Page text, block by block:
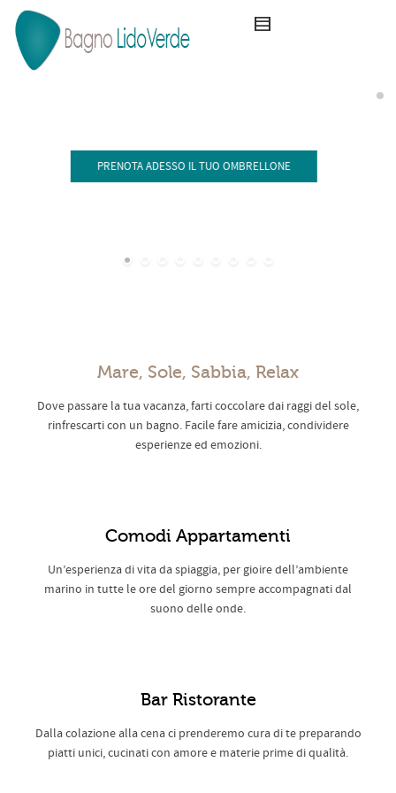
PRENOTA ADESSO IL TUO OMBRELLONE
Mare, Sole, Sabbia, Relax
Dove passare la tua vacanza, farti coccolare dai raggi del sole,
rinfrescarti con un bagno. Facile fare amicizia, condividere
esperienze ed emozioni.
Comodi Appartamenti
Un’esperienza di vita da spiaggia, per gioire dell’ambiente
marino in tutte le ore del giorno sempre accompagnati dal
suono delle onde.
Bar Ristorante
Dalla colazione alla cena ci prenderemo cura di te preparando
piatti unici, cucinati con amore e materie prime di qualità.